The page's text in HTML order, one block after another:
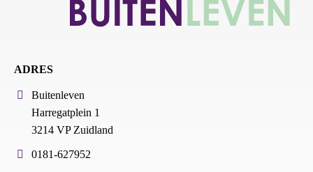
ADRES
Buitenleven
Harregatplein 1
3214 VP Zuidland
0181-627952